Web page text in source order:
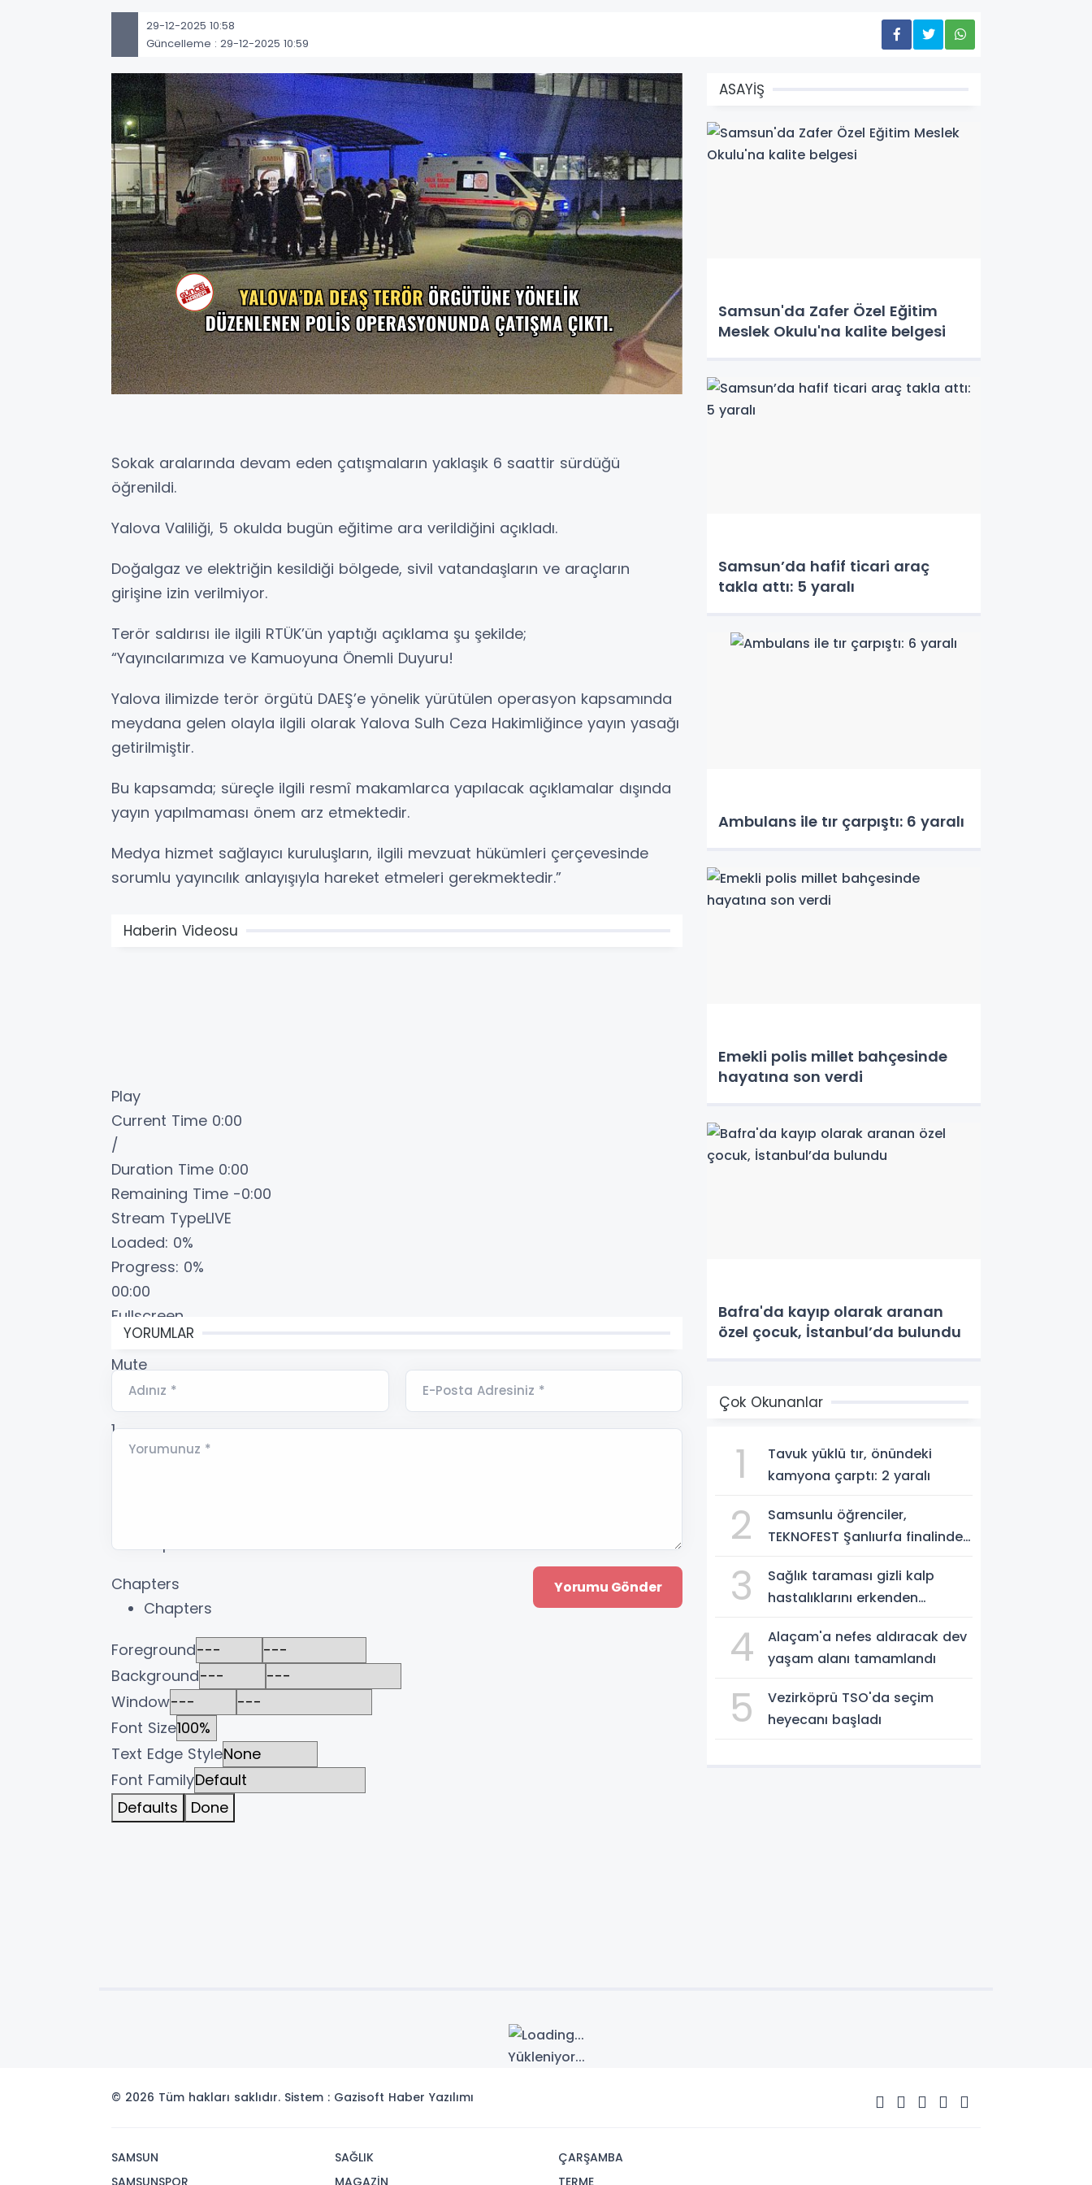
29-12-2025 10:58
Güncelleme : 29-12-2025 10:59
Sokak aralarında devam eden çatışmaların yaklaşık 6 saattir sürdüğü
öğrenildi.
Yalova Valiliği, 5 okulda bugün eğitime ara verildiğini açıkladı.
Doğalgaz ve elektriğin kesildiği bölgede, sivil vatandaşların ve araçların
girişine izin verilmiyor.
Terör saldırısı ile ilgili RTÜK’ün yaptığı açıklama şu şekilde;
“Yayıncılarımıza ve Kamuoyuna Önemli Duyuru!
Yalova ilimizde terör örgütü DAEŞ’e yönelik yürütülen operasyon kapsamında
meydana gelen olayla ilgili olarak Yalova Sulh Ceza Hakimliğince yayın yasağı
getirilmiştir.
Bu kapsamda; süreçle ilgili resmî makamlarca yapılacak açıklamalar dışında
yayın yapılmaması önem arz etmektedir.
Medya hizmet sağlayıcı kuruluşların, ilgili mevzuat hükümleri çerçevesinde
sorumlu yayıncılık anlayışıyla hareket etmeleri gerekmektedir.”
Haberin Videosu
Play
Current Time 0:00
/
Duration Time 0:00
Remaining Time -0:00
Stream TypeLIVE
Loaded: 0%
Progress: 0%
00:00
Fullscreen
00:00
Mute
Playback Rate
1
Subtitles
Chapters
Chapters
Foreground
Background
Window
Font Size
Text Edge Style
Font Family
Defaults
Done
YORUMLAR
Adınız * E-Posta Adresiniz *
Yorumunuz *
ASAYİŞ
Samsun'da Zafer Özel Eğitim
Meslek Okulu'na kalite belgesi
Samsun’da hafif ticari araç
takla attı: 5 yaralı
Ambulans ile tır çarpıştı: 6 yaralı
Emekli polis millet bahçesinde
hayatına son verdi
Bafra'da kayıp olarak aranan
özel çocuk, İstanbul’da bulundu
Çok Okunanlar
1
Tavuk yüklü tır, önündeki
kamyona çarptı: 2 yaralı
2
Samsunlu öğrenciler,
TEKNOFEST Şanlıurfa finalinde
3
Sağlık taraması gizli kalp
hastalıklarını erkenden
4
Alaçam'a nefes aldıracak dev
yaşam alanı tamamlandı
5
Vezirköprü TSO'da seçim
heyecanı başladı
Yükleniyor...
© 2026 Tüm hakları saklıdır. Sistem : Gazisoft Haber Yazılımı
SAMSUN
SAĞLIK
ÇARŞAMBA